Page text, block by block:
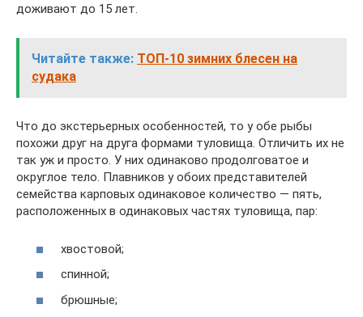
доживают до 15 лет.
Читайте также: ТОП-10 зимних блесен на
судака
Что до экстерьерных особенностей, то у обе рыбы
похожи друг на друга формами туловища. Отличить их не
так уж и просто. У них одинаково продолговатое и
округлое тело. Плавников у обоих представителей
семейства карповых одинаковое количество — пять,
расположенных в одинаковых частях туловища, пар:
хвостовой;
спинной;
брюшные;